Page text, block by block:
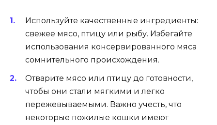
Используйте качественные ингредиенты:
свежее мясо, птицу или рыбу. Избегайте
использования консервированного мяса
сомнительного происхождения.
Отварите мясо или птицу до готовности,
чтобы они стали мягкими и легко
пережевываемыми. Важно учесть, что
некоторые пожилые кошки имеют